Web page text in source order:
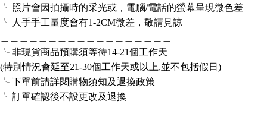
╰ 照片會因拍攝時的采光或，電腦/電話的螢幕呈現微色差
╰ 人手手工量度會有1-2CM微差，敬請見諒
╰ 非現貨商品預購須等待14-21個工作天
(特別情況會延至21-30個工作天或以上,並不包括假日)
╰ 下單前請詳閱購物須知及退換政策
╰ 訂單確認後不設更改及退換